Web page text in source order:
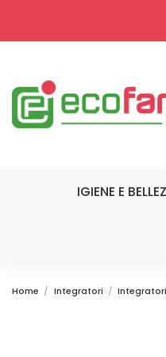
IGIENE E
Home Integratori